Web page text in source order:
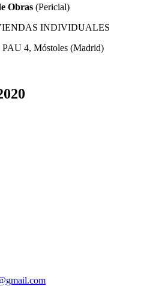
Obras (Pericial)
INDIVIDUALES
PAU 4, Móstoles (Madrid)